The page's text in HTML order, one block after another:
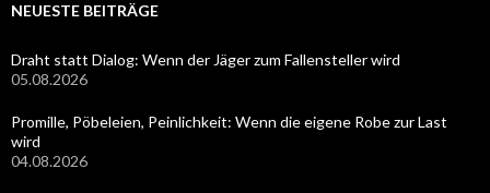
NEUESTE BEITRÄGE
Draht statt Dialog: Wenn der Jäger zum Fallensteller wird
05.08.2026
Promille, Pöbeleien, Peinlichkeit: Wenn die eigene Robe zur Last
wird
04.08.2026